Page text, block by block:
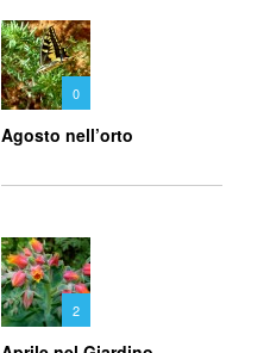
0
Agosto nell’orto
2